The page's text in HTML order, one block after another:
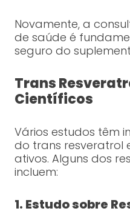
Novamente, a
de saúde é
seguro do
Trans
Científicos
Vários estudos têm
do trans resveratrol
ativos. Alguns dos
incluem:
1. Estudo sobre